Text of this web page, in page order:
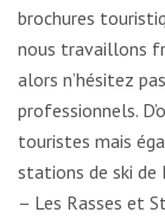
brochures
nous travaillons
alors n’hésitez
professionnels.
touristes mais
stations de ski de
– Les Rasses et